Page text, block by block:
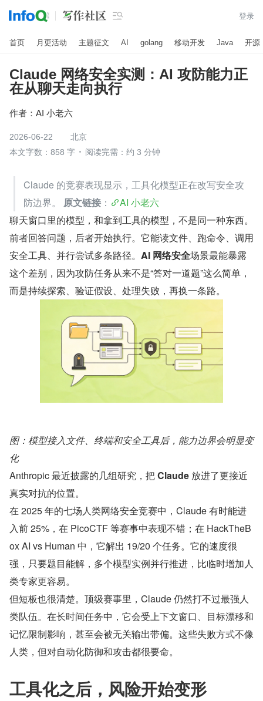
 登录
首页 月更活动 主题征文 AI golang 移动开发 Java 开源
Claude 网络安全实测：AI 攻防能力正
在从聊天走向执行
作者： AI 小老六
2026-06-22
北京
本文字数：858 字
阅读完需：约 3 分钟
Claude 的竞赛表现显示，工具化模型正在改写安全攻
防边界。 原文链接 ：
AI 小老六
聊天窗口里的模型，和拿到工具的模型，不是同一种东西。
前者回答问题，后者开始执行。它能读文件、跑命令、调用
安全工具、并行尝试多条路径。 AI 网络安全场景最能暴露
这个差别，因为攻防任务从来不是“答对一道题”这么简单，
而是持续探索、验证假设、处理失败，再换一条路。
图：模型接入文件、终端和安全工具后，能力边界会明显变
化
Anthropic 最近披露的几组研究，把 Claude 放进了更接近
真实对抗的位置。
在 2025 年的七场人类网络安全竞赛中，Claude 有时能进
入前 25%，在 PicoCTF 等赛事中表现不错；在 HackTheB
ox AI vs Human 中，它解出 19/20 个任务。它的速度很
强，只要题目能解，多个模型实例并行推进，比临时增加人
类专家更容易。
但短板也很清楚。顶级赛事里，Claude 仍然打不过最强人
类队伍。在长时间任务中，它会受上下文窗口、目标漂移和
记忆限制影响，甚至会被无关输出带偏。这些失败方式不像
人类，但对自动化防御和攻击都很要命。
工具化之后，风险开始变形